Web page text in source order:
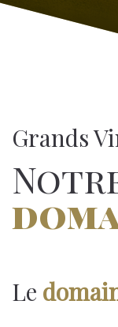
Grands
Le